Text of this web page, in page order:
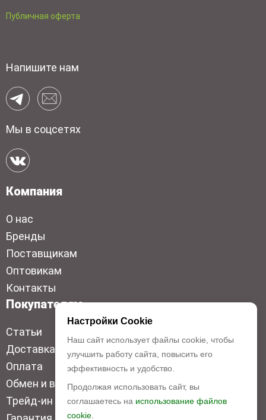
Публичная оферта
Напишите нам
Мы в соцсетях
Компания
О нас
Бренды
Поставщикам
Оптовикам
Контакты
Покупателям
Статьи
Доставка
Оплата
Обмен и возврат
Трейд-ин
Настройки Cookie
Наш сайт использует файлы cookie, чтобы
улучшить работу сайта, повысить его
эффективность и удобство.
Продолжая использовать сайт, вы
соглашаетесь на использование файлов
cookie.